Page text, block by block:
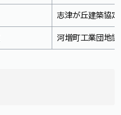
志津が丘建築協
河増町工業団地